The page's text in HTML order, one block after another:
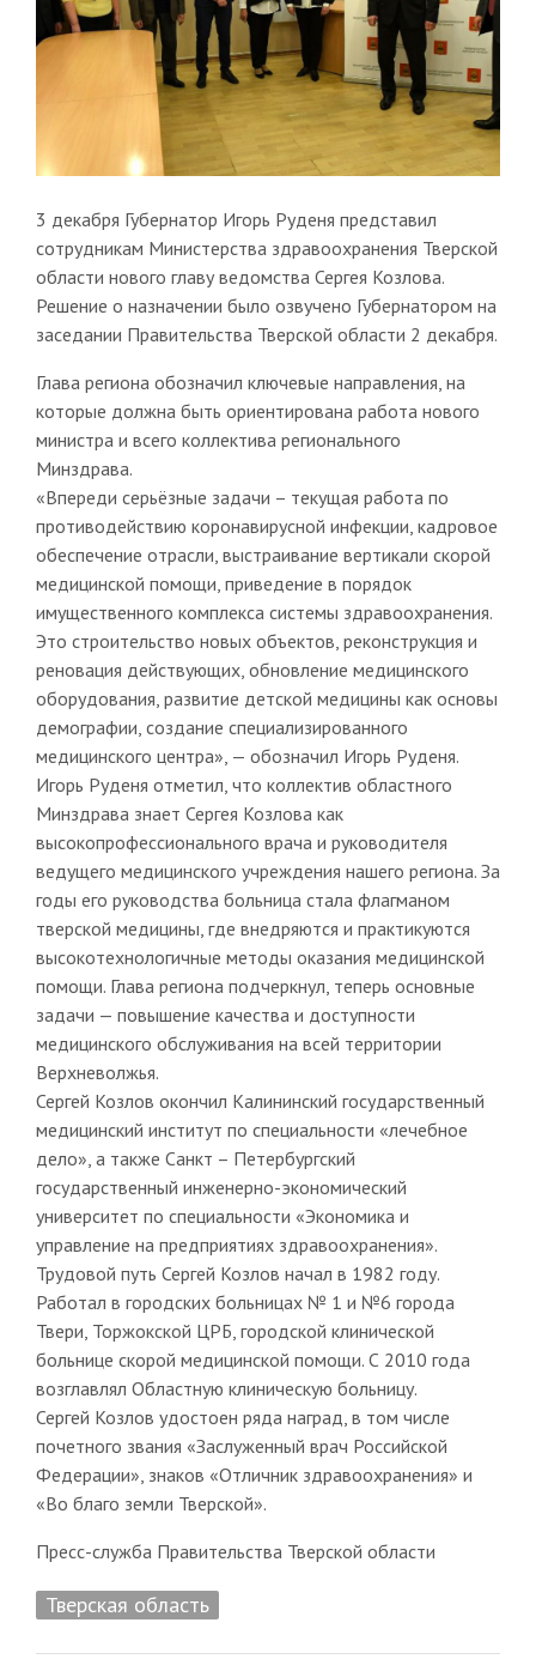
3 декабря Губернатор Игорь Руденя представил
сотрудникам Министерства здравоохранения Тверской
области нового главу ведомства Сергея Козлова.
Решение о назначении было озвучено Губернатором на
заседании Правительства Тверской области 2 декабря.
Глава региона обозначил ключевые направления, на
которые должна быть ориентирована работа нового
министра и всего коллектива регионального
Минздрава.
«Впереди серьёзные задачи – текущая работа по
противодействию коронавирусной инфекции, кадровое
обеспечение отрасли, выстраивание вертикали скорой
медицинской помощи, приведение в порядок
имущественного комплекса системы здравоохранения.
Это строительство новых объектов, реконструкция и
реновация действующих, обновление медицинского
оборудования, развитие детской медицины как основы
демографии, создание специализированного
медицинского центра», — обозначил Игорь Руденя.
Игорь Руденя отметил, что коллектив областного
Минздрава знает Сергея Козлова как
высокопрофессионального врача и руководителя
ведущего медицинского учреждения нашего региона. За
годы его руководства больница стала флагманом
тверской медицины, где внедряются и практикуются
высокотехнологичные методы оказания медицинской
помощи. Глава региона подчеркнул, теперь основные
задачи — повышение качества и доступности
медицинского обслуживания на всей территории
Верхневолжья.
Сергей Козлов окончил Калининский государственный
медицинский институт по специальности «лечебное
дело», а также Санкт – Петербургский
государственный инженерно-экономический
университет по специальности «Экономика и
управление на предприятиях здравоохранения».
Трудовой путь Сергей Козлов начал в 1982 году.
Работал в городских больницах № 1 и №6 города
Твери, Торжокской ЦРБ, городской клинической
больнице скорой медицинской помощи. С 2010 года
возглавлял Областную клиническую больницу.
Сергей Козлов удостоен ряда наград, в том числе
почетного звания «Заслуженный врач Российской
Федерации», знаков «Отличник здравоохранения» и
«Во благо земли Тверской».
Пресс-служба Правительства Тверской области
Тверская область